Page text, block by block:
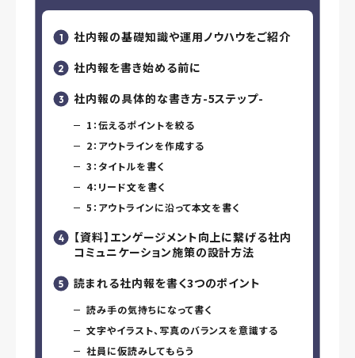
社内報の基礎知識や運用ノウハウをご紹介
社内報を書き始める前に
社内報の具体的な書き方-5ステップ-
1：伝えるポイントを絞る
2：アウトラインを作成する
3：タイトルを書く
4：リード文を書く
5：アウトラインに沿って本文を書く
【資料】エンゲージメント向上に繋げる社内
コミュニケーション施策の設計方法
読まれる社内報を書く3つのポイント
読み手の気持ちになって書く
文字やイラスト、写真のバランスを意識する
社員に仮読みしてもらう